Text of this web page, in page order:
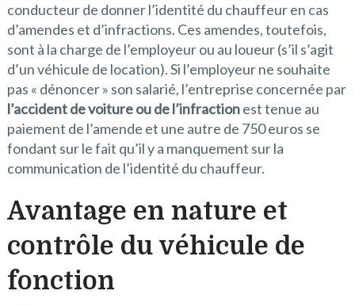
conducteur de donner l’identité du chauffeur en cas
d’amendes et d’infractions. Ces amendes, toutefois,
sont à la charge de l’employeur ou au loueur (s’il s’agit
d’un véhicule de location). Si l’employeur ne souhaite
pas « dénoncer » son salarié, l’entreprise concernée par
l’accident de voiture ou de l’infractionest tenue au
paiement de l’amende et une autre de 750 euros se
fondant sur le fait qu’il y a manquement sur la
communication de l’identité du chauffeur.
Avantage en nature et
contrôle du véhicule de
fonction